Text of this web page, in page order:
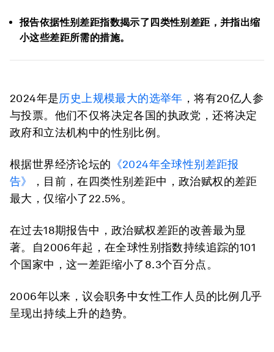
报告依据性别差距指数揭示了四类性别差距，并指出缩
小这些差距所需的措施。
2024年是历史上规模最大的选举年 ，将有20亿人参
与投票。他们不仅将决定各国的执政党，还将决定
政府和立法机构中的性别比例。
根据世界经济论坛的 《2024年全球性别差距报
告》
，目前，在四类性别差距中，政治赋权的差距
最大，仅缩小了22.5%。
在过去18期报告中，政治赋权差距的改善最为显
著。自2006年起，在全球性别指数持续追踪的101
个国家中，这一差距缩小了8.3个百分点。
2006年以来，议会职务中女性工作人员的比例几乎
呈现出持续上升的趋势。